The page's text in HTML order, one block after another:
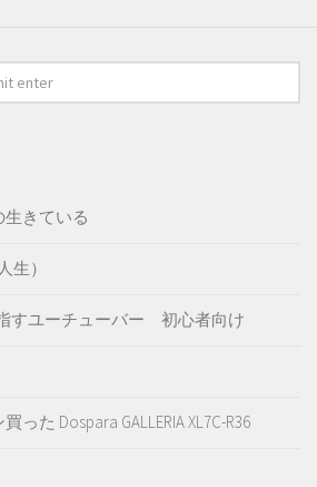
生きている
生）
指すユーチューバー 初心者向け
った Dospara GALLERIA XL7C-R36